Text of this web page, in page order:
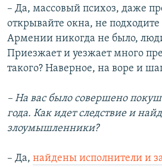
– Да, массовый психоз, даже
открывайте окна, не
Армении никогда не было,
Приезжает и уезжает много
такого? Наверное, на воре и
– На вас было совершено
года. Как идет следствие и
злоумышленники?
– Да, найдены исполнители и